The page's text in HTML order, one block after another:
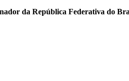
da República Federativa do